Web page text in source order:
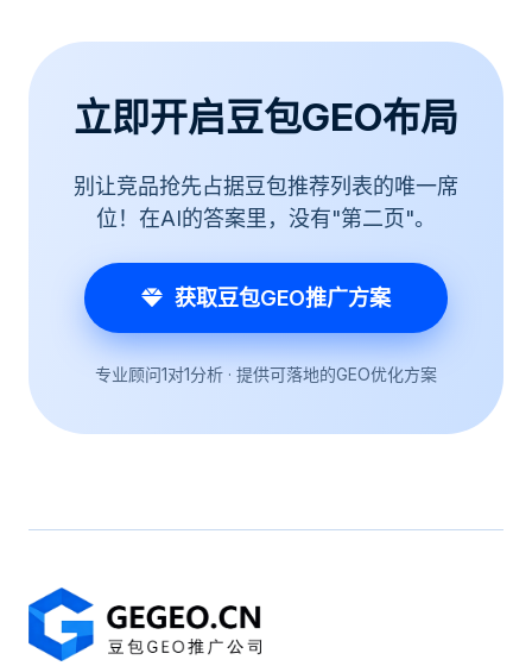
立即开启豆包GEO布局
别让竞品抢先占据豆包推荐列表的唯一席
位！在AI的答案里，没有"第二页"。
获取豆包GEO推广方案
专业顾问1对1分析 · 提供可落地的GEO优化方案